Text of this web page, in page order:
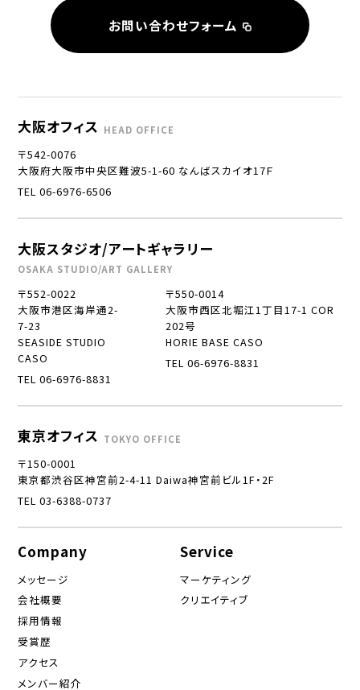
お問い合わせフォーム
大阪オフィス HEAD OFFICE
〒542-0076
大阪府大阪市中央区難波5-1-60 なんばスカイオ17Ｆ
TEL 06-6976-6506
大阪スタジオ/アートギャラリー
OSAKA STUDIO/ART GALLERY
〒552-0022
大阪市港区海岸通2-
7-23
SEASIDE STUDIO
CASO
TEL 06-6976-8831
〒550-0014
大阪市西区北堀江1丁目17-1 COR
202号
HORIE BASE CASO
TEL 06-6976-8831
東京オフィス TOKYO OFFICE
〒150-0001
東京都渋谷区神宮前2-4-11 Daiwa神宮前ビル1F・2F
TEL 03-6388-0737
Company
メッセージ
会社概要
採用情報
受賞歴
アクセス
メンバー紹介
Service
マーケティング
クリエイティブ